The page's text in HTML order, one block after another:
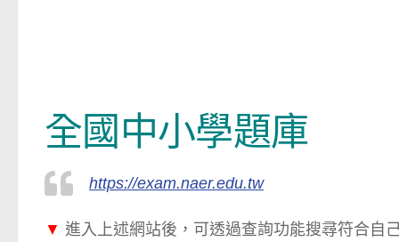
全國中小學題庫
https://exam.naer.edu.tw
▼ 進入上述網站後，可透過查詢功能搜尋符合自